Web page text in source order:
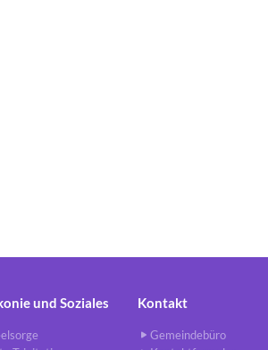
und Soziales Kontakt
Gemeindebüro